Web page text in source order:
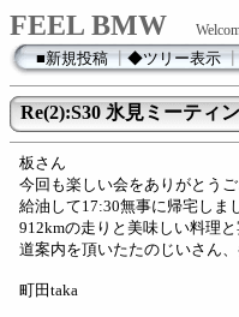
FEEL BMW
■新規投稿┃◆ツリー表示┃
Re(2):S30 氷見ミーティ
板さん
今回も楽しい会をありがとうご
給油して17:30無事に帰宅しま
912kmの走りと美味しい料理と
道案内を頂いたたのじいさん
町田taka